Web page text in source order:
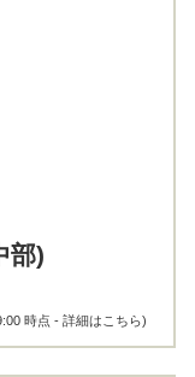
部)
時点 -詳細はこちら)